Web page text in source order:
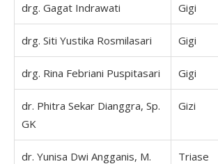
drg. Gagat Indrawati Gigi
drg. Siti Yustika Rosmilasari Gigi
drg. Rina Febriani Puspitasari Gigi
dr. Phitra Sekar Dianggra, Sp.
GK
Gizi
dr. Yunisa Dwi Angganis, M.
Triase